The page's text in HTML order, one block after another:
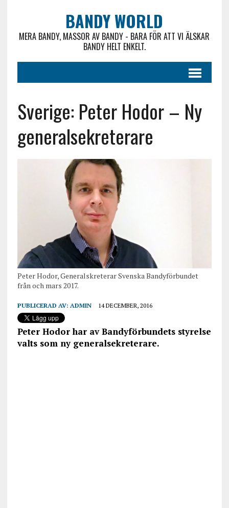
BANDY WORLD
MERA BANDY, MASSOR AV BANDY - BARA FÖR ATT VI ÄLSKAR
BANDY HELT ENKELT.
Sverige: Peter Hodor – Ny
generalsekreterare
Peter Hodor, Generalskreterar Svenska Bandyförbundet
från och mars 2017.
PUBLICERAD AV: ADMIN 14 DECEMBER, 2016
Peter Hodor har av Bandyförbundets styrelse
valts som ny generalsekreterare.